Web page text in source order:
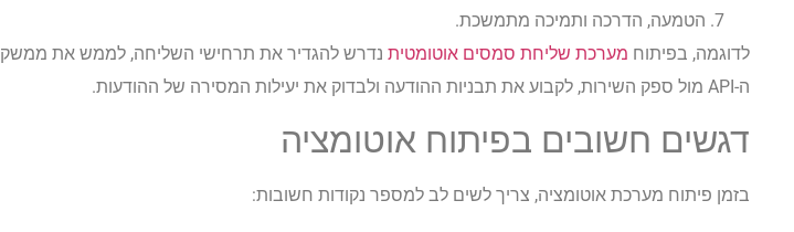
הטמעה, הדרכה ותמיכה מתמשכת.
לדוגמה, בפיתוח מערכת שליחת סמסים אוטומטית נדרש להגדיר את תרחישי השליחה, לממש את ממשק
ה-API מול ספק השירות, לקבוע את תבניות ההודעה ולבדוק את יעילות המסירה של ההודעות.
דגשים חשובים בפיתוח אוטומציה
בזמן פיתוח מערכת אוטומציה, צריך לשים לב למספר נקודות חשובות: